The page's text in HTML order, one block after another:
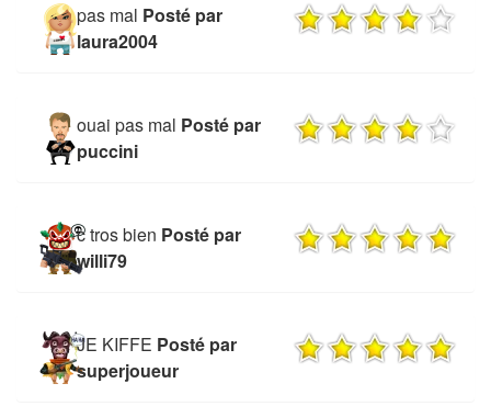
pas mal Posté par
laura2004
ouai pas mal Posté par
puccini
c tros bien Posté par
willi79
JE KIFFE Posté par
superjoueur